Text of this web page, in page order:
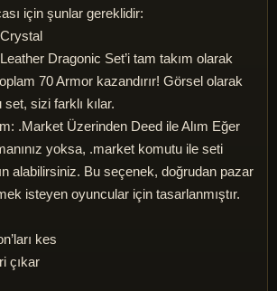
için şunlar gereklidir:
Dragonic Set’i tam takım olarak
70 Armor kazandırır! Görsel olarak
sizi farklı kılar.
.Market Üzerinden Deed ile Alım Eğer
yoksa, .market komutu ile seti
alabilirsiniz. Bu seçenek, doğrudan pazar
isteyen oyuncular için tasarlanmıştır.
kes
çıkar